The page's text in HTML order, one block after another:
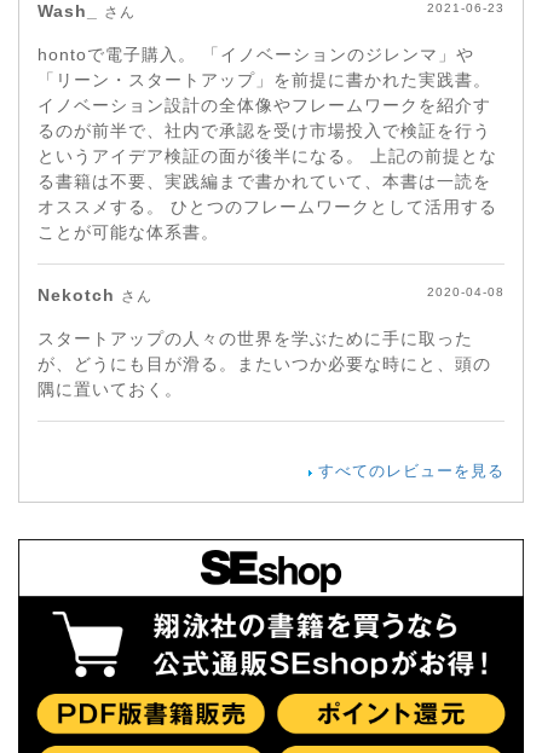
Wash_ さん 2021-06-23
hontoで電子購入。 「イノベーションのジレンマ」や
「リーン・スタートアップ」を前提に書かれた実践書。
イノベーション設計の全体像やフレームワークを紹介す
るのが前半で、社内で承認を受け市場投入で検証を行う
というアイデア検証の面が後半になる。 上記の前提とな
る書籍は不要、実践編まで書かれていて、本書は一読を
オススメする。 ひとつのフレームワークとして活用する
ことが可能な体系書。
Nekotch さん 2020-04-08
スタートアップの人々の世界を学ぶために手に取った
が、どうにも目が滑る。またいつか必要な時にと、頭の
隅に置いておく。
すべてのレビューを見る